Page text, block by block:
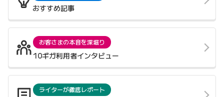
おすすめ記事
お客さまの本音を深堀り
10ギガ利用者インタビュー
ライターが徹底レポート